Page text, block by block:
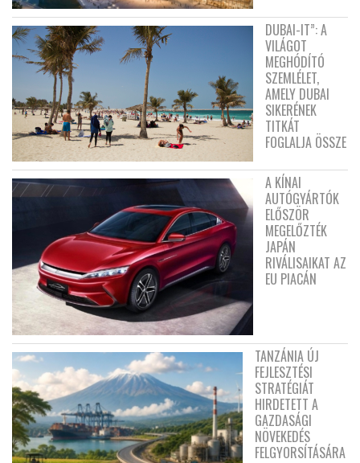
DUBAI-IT”: A
VILÁGOT
MEGHÓDÍTÓ
SZEMLÉLET,
AMELY DUBAI
SIKERÉNEK
TITKÁT
FOGLALJA ÖSSZE
A KÍNAI
AUTÓGYÁRTÓK
ELŐSZÖR
MEGELŐZTÉK
JAPÁN
RIVÁLISAIKAT AZ
EU PIACÁN
TANZÁNIA ÚJ
FEJLESZTÉSI
STRATÉGIÁT
HIRDETETT A
GAZDASÁGI
NÖVEKEDÉS
FELGYORSÍTÁSÁRA